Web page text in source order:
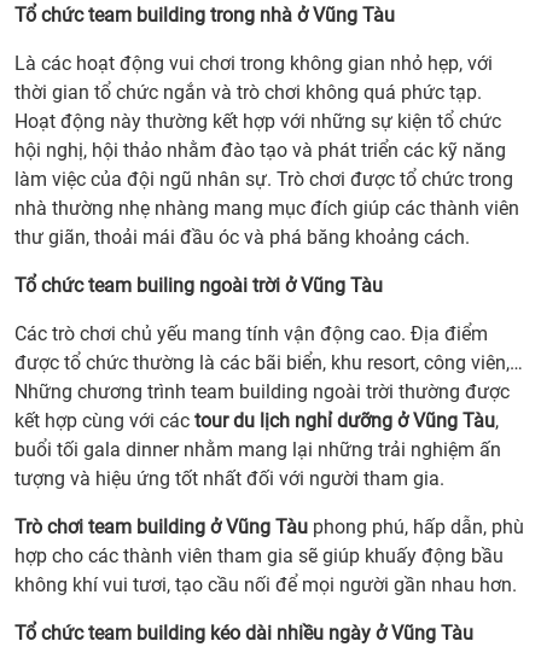
Tổ chức team building trong nhà ở Vũng Tàu
Là các hoạt động vui chơi trong không gian nhỏ hẹp, với
thời gian tổ chức ngắn và trò chơi không quá phức tạp.
Hoạt động này thường kết hợp với những sự kiện tổ chức
hội nghị, hội thảo nhằm đào tạo và phát triển các kỹ năng
làm việc của đội ngũ nhân sự. Trò chơi được tổ chức trong
nhà thường nhẹ nhàng mang mục đích giúp các thành viên
thư giãn, thoải mái đầu óc và phá băng khoảng cách.
Tổ chức team builing ngoài trời ở Vũng Tàu
Các trò chơi chủ yếu mang tính vận động cao. Địa điểm
được tổ chức thường là các bãi biển, khu resort, công viên,…
Những chương trình team building ngoài trời thường được
kết hợp cùng với các tour du lịch nghỉ dưỡng ở Vũng Tàu,
buổi tối gala dinner nhằm mang lại những trải nghiệm ấn
tượng và hiệu ứng tốt nhất đối với người tham gia.
Trò chơi team building ở Vũng Tàu phong phú, hấp dẫn, phù
hợp cho các thành viên tham gia sẽ giúp khuấy động bầu
không khí vui tươi, tạo cầu nối để mọi người gần nhau hơn.
Tổ chức team building kéo dài nhiều ngày ở Vũng Tàu